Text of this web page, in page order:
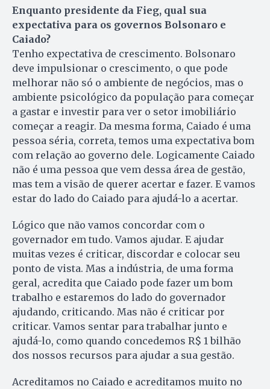
Enquanto presidente da Fieg, qual sua
expectativa para os governos Bolsonaro e
Caiado?
Tenho expectativa de crescimento. Bolsonaro
deve impulsionar o crescimento, o que pode
melhorar não só o ambiente de negócios, mas o
ambiente psicológico da população para começar
a gastar e investir para ver o setor imobiliário
começar a reagir. Da mesma forma, Caiado é uma
pessoa séria, correta, temos uma expectativa bom
com relação ao governo dele. Logicamente Caiado
não é uma pessoa que vem dessa área de gestão,
mas tem a visão de querer acertar e fazer. E vamos
estar do lado do Caiado para ajudá-lo a acertar.
Lógico que não vamos concordar com o
governador em tudo. Vamos ajudar. E ajudar
muitas vezes é criticar, discordar e colocar seu
ponto de vista. Mas a indústria, de uma forma
geral, acredita que Caiado pode fazer um bom
trabalho e estaremos do lado do governador
ajudando, criticando. Mas não é criticar por
criticar. Vamos sentar para trabalhar junto e
ajudá-lo, como quando concedemos R$ 1 bilhão
dos nossos recursos para ajudar a sua gestão.
Acreditamos no Caiado e acreditamos muito no